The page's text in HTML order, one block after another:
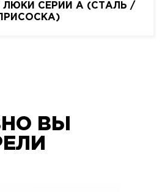
ЛЮКИ СЕРИИ A (СТАЛЬ /
ВЫ